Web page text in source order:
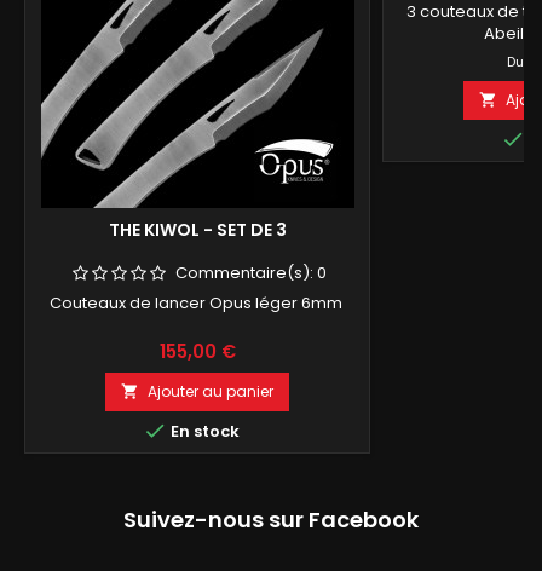
THE KIWOL - SET DE 3
Commentaire(s): 0
Couteaux de lancer Opus léger 6mm
Prix
155,00 €
 Ajouter au panier
 En stock
3 couteaux de
Abeille
Du


Suivez-nous sur Facebook